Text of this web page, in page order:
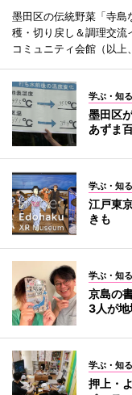
墨田区の伝統野菜「寺島
穫・切り戻し＆調理交流
コミュニティ会館（以上
学ぶ・知る
墨田区
あずま
学ぶ・知る
江戸東
きも
学ぶ・知る
京島の
3人が地
学ぶ・知る
押上・